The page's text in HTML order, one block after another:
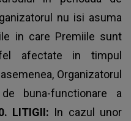
nu isi asuma
in care Premiile sunt
afectate in timpul
Organizatorul
buna-functionare a
LITIGII: In cazul unor